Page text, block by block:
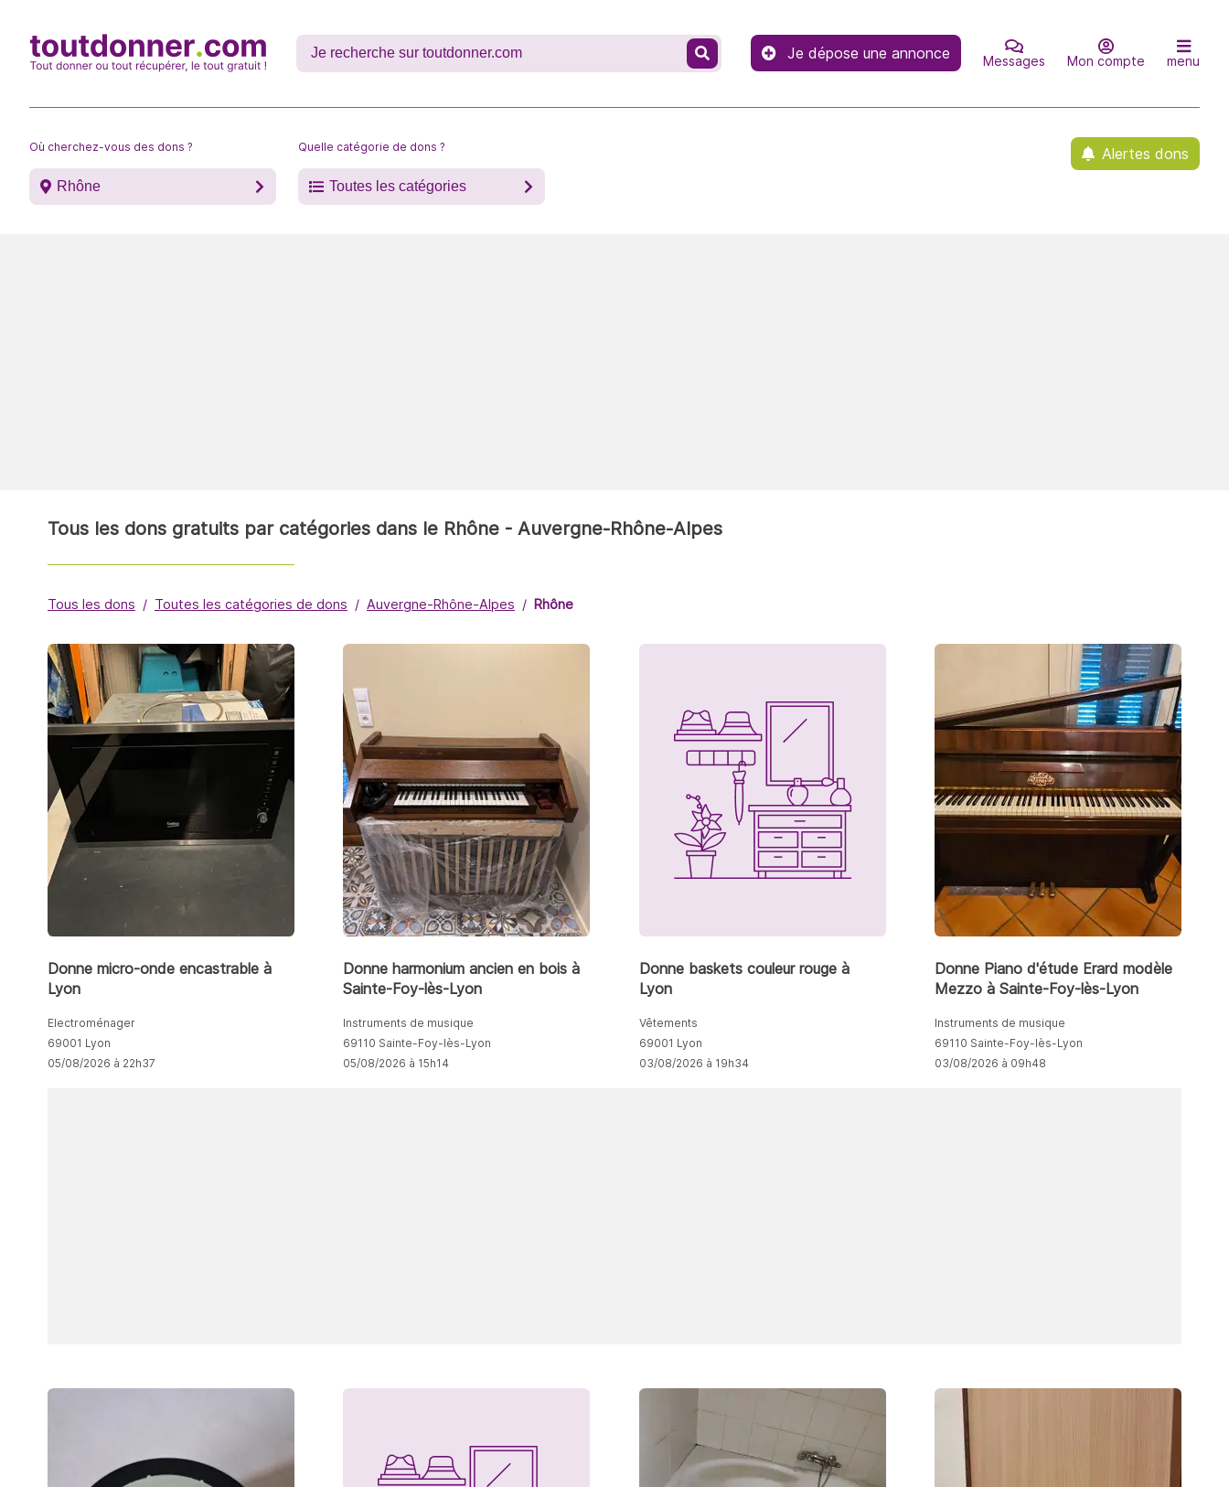
Je dépose une annonce Messages Mon compte menu
Où cherchez-vous des dons ?
Rhône
Quelle catégorie de dons ?
Toutes les catégories
Alertes dons
Tous les dons gratuits par catégories dans le Rhône - Auvergne-Rhône-Alpes
Tous les dons Toutes les catégories de dons Auvergne-Rhône-Alpes Rhône
Donne micro-onde encastrable à
Lyon
Electroménager
69001 Lyon
05/08/2026 à 22h37
Donne harmonium ancien en bois à
Sainte-Foy-lès-Lyon
Instruments de musique
69110 Sainte-Foy-lès-Lyon
05/08/2026 à 15h14
Donne baskets couleur rouge à
Lyon
Vêtements
69001 Lyon
03/08/2026 à 19h34
Donne Piano d'étude Erard modèle
Mezzo à Sainte-Foy-lès-Lyon
Instruments de musique
69110 Sainte-Foy-lès-Lyon
03/08/2026 à 09h48